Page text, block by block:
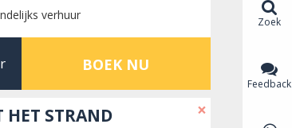
verhuur
BOEK NU
×
HET STRAND
Zoek
Feedback